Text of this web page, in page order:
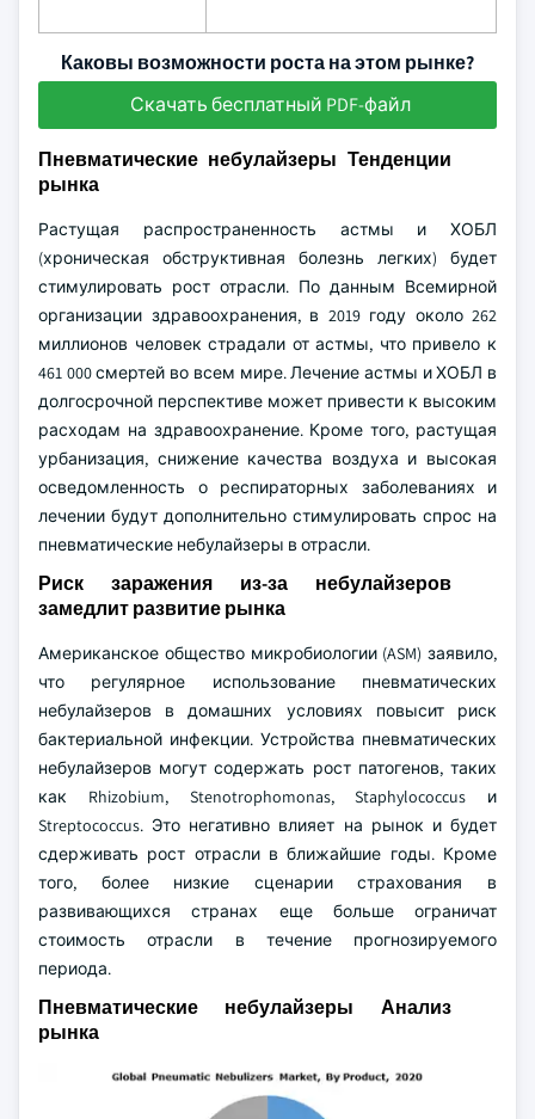
Каковы возможности роста на этом рынке?
Скачать бесплатный PDF-файл
Пневматические небулайзеры Тенденции
рынка
Растущая распространенность астмы и ХОБЛ
(хроническая обструктивная болезнь легких) будет
стимулировать рост отрасли. По данным Всемирной
организации здравоохранения, в 2019 году около 262
миллионов человек страдали от астмы, что привело к
461 000 смертей во всем мире. Лечение астмы и ХОБЛ в
долгосрочной перспективе может привести к высоким
расходам на здравоохранение. Кроме того, растущая
урбанизация, снижение качества воздуха и высокая
осведомленность о респираторных заболеваниях и
лечении будут дополнительно стимулировать спрос на
пневматические небулайзеры в отрасли.
Риск заражения из-за небулайзеров
замедлит развитие рынка
Американское общество микробиологии (ASM) заявило,
что регулярное использование пневматических
небулайзеров в домашних условиях повысит риск
бактериальной инфекции. Устройства пневматических
небулайзеров могут содержать рост патогенов, таких
как Rhizobium, Stenotrophomonas, Staphylococcus и
Streptococcus. Это негативно влияет на рынок и будет
сдерживать рост отрасли в ближайшие годы. Кроме
того, более низкие сценарии страхования в
развивающихся странах еще больше ограничат
стоимость отрасли в течение прогнозируемого
периода.
Пневматические небулайзеры Анализ
рынка